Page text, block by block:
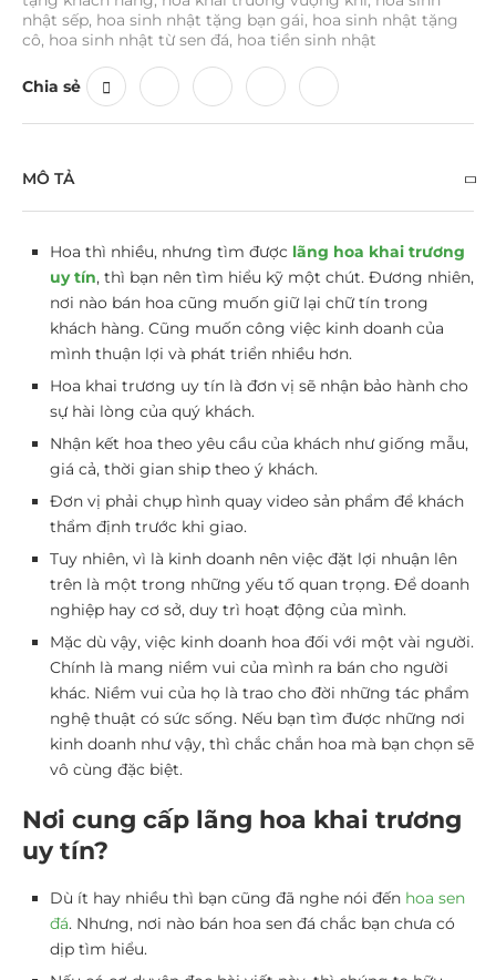
nhật sếp, hoa sinh nhật tặng bạn gái, hoa sinh nhật tặng
cô, hoa sinh nhật từ sen đá, hoa tiền sinh nhật
Chia sẻ
MÔ TẢ
Hoa thì nhiều, nhưng tìm được lãng hoa khai trương
uy tín, thì bạn nên tìm hiểu kỹ một chút. Đương nhiên,
nơi nào bán hoa cũng muốn giữ lại chữ tín trong
khách hàng. Cũng muốn công việc kinh doanh của
mình thuận lợi và phát triển nhiều hơn.
Hoa khai trương uy tín là đơn vị sẽ nhận bảo hành cho
sự hài lòng của quý khách.
Nhận kết hoa theo yêu cầu của khách như giống mẫu,
giá cả, thời gian ship theo ý khách.
Đơn vị phải chụp hình quay video sản phẩm để khách
thẩm định trước khi giao.
Tuy nhiên, vì là kinh doanh nên việc đặt lợi nhuận lên
trên là một trong những yếu tố quan trọng. Để doanh
nghiệp hay cơ sở, duy trì hoạt động của mình.
Mặc dù vậy, việc kinh doanh hoa đối với một vài người.
Chính là mang niềm vui của mình ra bán cho người
khác. Niềm vui của họ là trao cho đời những tác phẩm
nghệ thuật có sức sống. Nếu bạn tìm được những nơi
kinh doanh như vậy, thì chắc chắn hoa mà bạn chọn sẽ
vô cùng đặc biệt.
Nơi cung cấp lãng hoa khai trương
uy tín?
Dù ít hay nhiều thì bạn cũng đã nghe nói đến hoa sen
đá. Nhưng, nơi nào bán hoa sen đá chắc bạn chưa có
dịp tìm hiểu.